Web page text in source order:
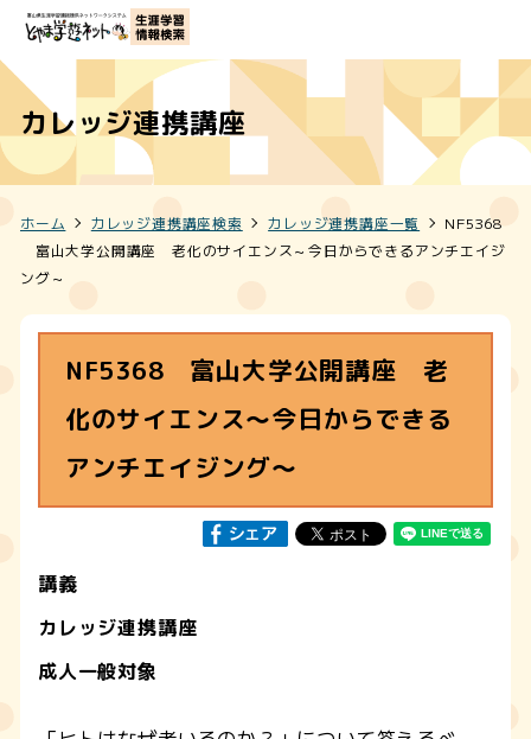
カレッジ連携講座
ホーム カレッジ連携講座検索 カレッジ連携講座一覧
NF5368
富山大学公開講座 老化のサイエンス～今日からできるアンチエイジ
ング～
NF5368 富山大学公開講座 老
化のサイエンス～今日からできる
アンチエイジング～
講義
カレッジ連携講座
成人一般対象